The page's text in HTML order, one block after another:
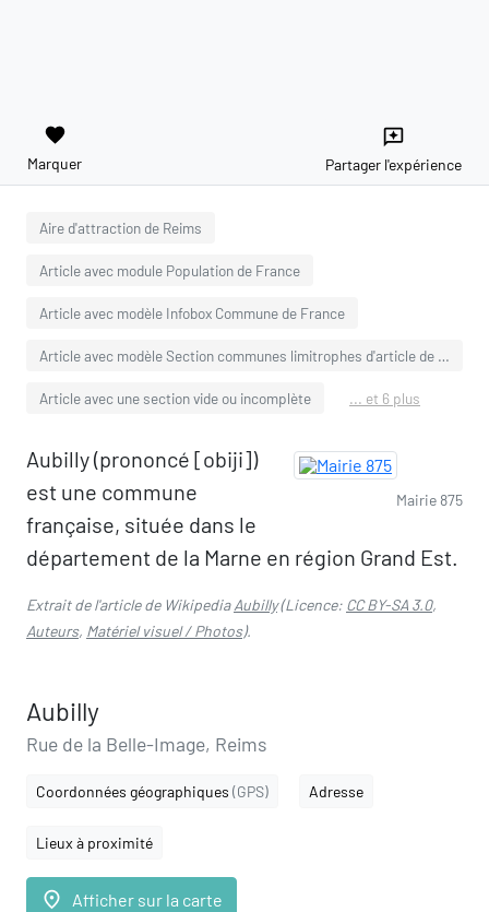
favorite
Marquer
reviews
Partager l'expérience
Aire d'attraction de Reims
Article avec module Population de France
Article avec modèle Infobox Commune de France
Article avec modèle Section communes limitrophes d'article de commune de France avec tableau
Article avec une section vide ou incomplète ... et 6 plus
Mairie 875
Aubilly (prononcé [obiji])
est une commune
française, située dans le
département de la Marne en région Grand Est.
Extrait de l'article de WikipediaAubilly(Licence: CC BY-SA 3.0,
Auteurs, Matériel visuel / Photos).
Aubilly
Rue de la Belle-Image, Reims
Coordonnées géographiques (GPS) Adresse
Lieux à proximité
place Afficher sur la carte